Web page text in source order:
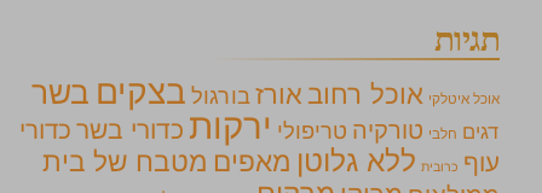
תגיות
אוכל איטלקי אוכל רחוב אורזבורגול בצקים בשר
דגים חלבי טורקיה טריפולי ירקות כדורי בשר כדורי
עוף כרובית ללא גלוטן מאפים מטבח של בית